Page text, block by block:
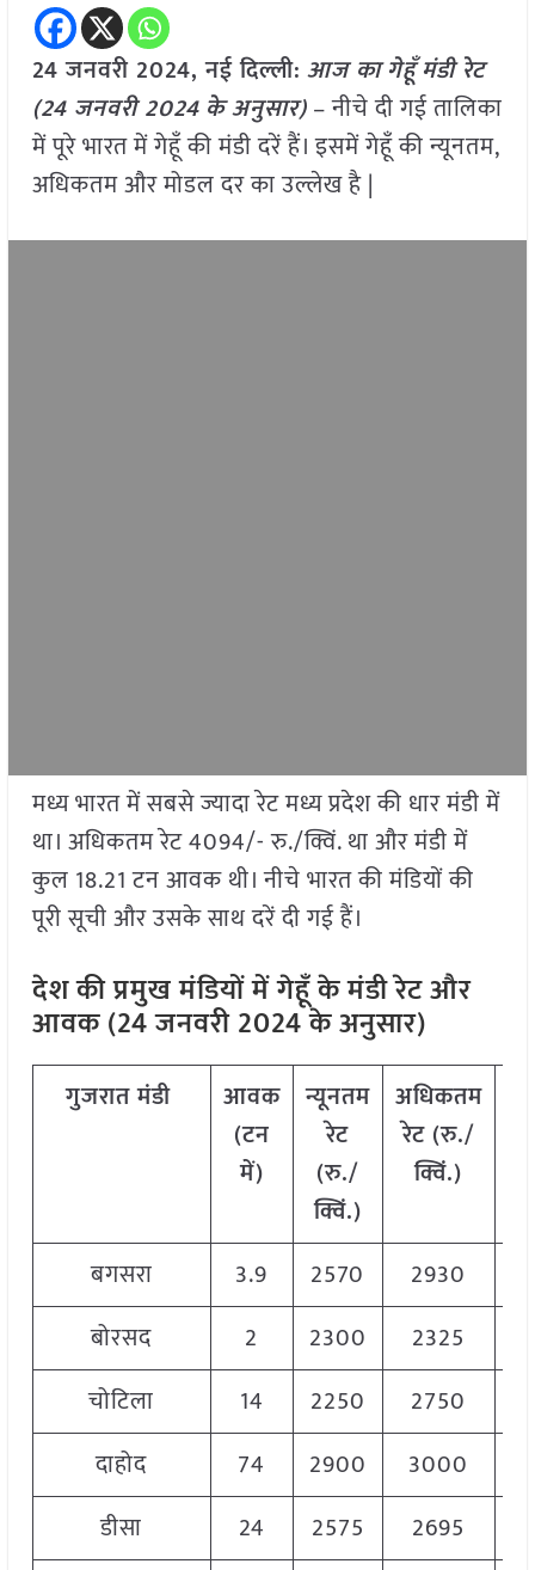
24 जनवरी 2024, नई दिल्ली: आज का गेहूँमंडी रेट
(24 जनवरी2024 के अनुसार)– नीचे दी गई तालिका
में पूरे भारत में गेहूँ की मंडी दरें हैं। इसमें गेहूँ की न्यूनतम,
अधिकतम और मोडल दर का उल्लेख है |
मध्य भारत में सबसे ज्यादा रेट मध्य प्रदेश की धार मंडी में
था। अधिकतम रेट 4094/- रु./क्विं. था और मंडी में
कुल 18.21 टन आवक थी। नीचे भारत की मंडियों की
पूरी सूची और उसके साथ दरें दी गई हैं।
देश की प्रमुख मंडियों में गेहूँ के मंडी रेट और
आवक (24 जनवरी 2024 के अनुसार)
गुजरातमंडी
आवक
(टन
में)
न्यूनतम
रेट
(रु./
क्विं.)
अधिकतम
रेट (रु./
क्विं.)
बगसरा 3.9 2570 2930
बोरसद
2 2300 2325
चोटिला
14 2250 2750
दाहोद
74 2900 3000
डीसा
24 2575 2695